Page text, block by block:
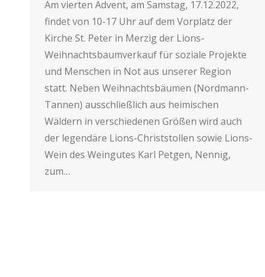
Am vierten Advent, am Samstag, 17.12.2022,
findet von 10-17 Uhr auf dem Vorplatz der
Kirche St. Peter in Merzig der Lions-
Weihnachtsbaumverkauf für soziale Projekte
und Menschen in Not aus unserer Region
statt. Neben Weihnachtsbäumen (Nordmann-
Tannen) ausschließlich aus heimischen
Wäldern in verschiedenen Größen wird auch
der legendäre Lions-Christstollen sowie Lions-
Wein des Weingutes Karl Petgen, Nennig,
zum…